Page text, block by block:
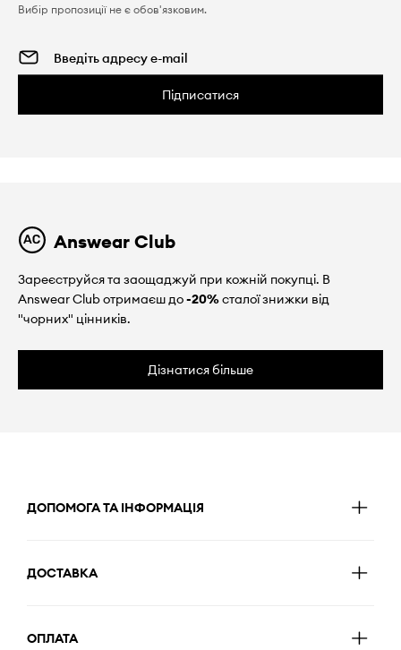
Вибір пропозиції не є обов'язковим.
Підписатися
Answear Club
Зареєструйся та заощаджуй при кожній покупці. В
Answear Club отримаєш до-20%сталої знижки від
"чорних" цінників.
Дізнатися більше
ДОПОМОГА ТА ІНФОРМАЦІЯ
ДОСТАВКА
ОПЛАТА